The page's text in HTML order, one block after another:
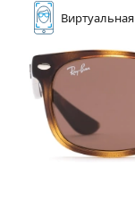
Виртуальная